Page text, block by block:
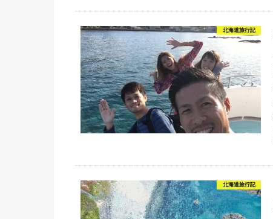
北海道旅行記
北海道旅行記